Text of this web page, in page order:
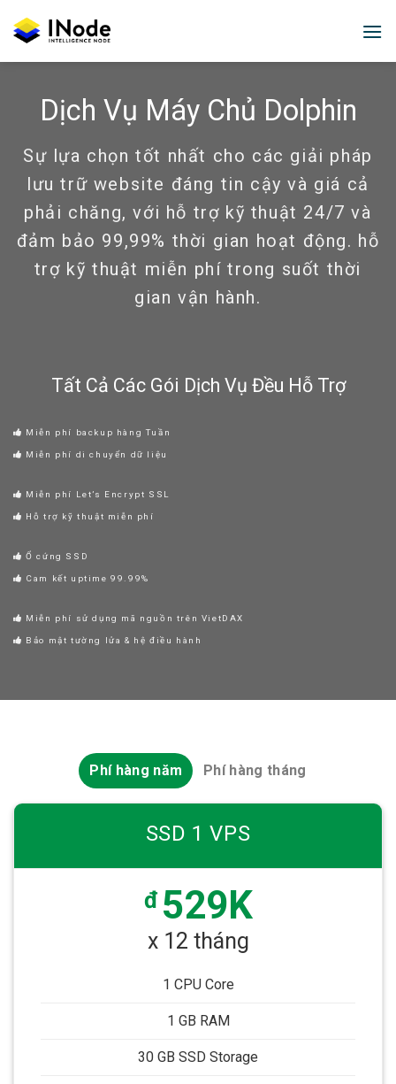
Dịch Vụ Máy Chủ Dolphin
Sự lựa chọn tốt nhất cho các giải pháp
lưu trữ website đáng tin cậy và giá cả
phải chăng, với hỗ trợ kỹ thuật 24/7 và
đảm bảo 99,99% thời gian hoạt động. hỗ
trợ kỹ thuật miễn phí trong suốt thời
gian vận hành.
Tất Cả Các Gói Dịch Vụ Đều Hỗ Trợ
Miễn phí backup hàng Tuần
Miễn phí di chuyển dữ liệu
Miễn phí Let’s Encrypt SSL
Hỗ trợ kỹ thuật miễn phí
Ổ cứng SSD
Cam kết uptime 99.99%
Miễn phí sử dụng mã nguồn trên VietDAX
Bảo mật tường lửa & hệ điều hành
Phí hàng năm Phí hàng tháng
SSD 1 VPS
đ 529K
x 12 tháng
1 CPU Core
1 GB RAM
30 GB SSD Storage